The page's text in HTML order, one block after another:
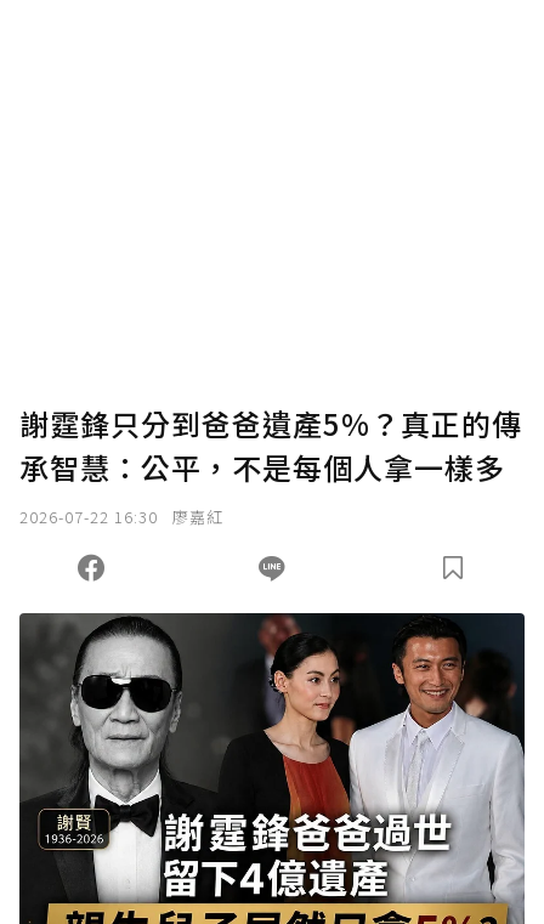
謝霆鋒只分到爸爸遺產5%？真正的傳
承智慧：公平，不是每個人拿一樣多
2026-07-22 16:30 廖嘉紅